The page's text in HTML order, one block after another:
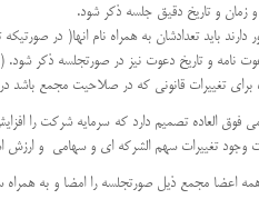
زمان و تاریخ دقیق جلسه ذکر شود.
باید تعدادشان به همراه نام انها( در
دعوت نامه و تاریخ دعوت نیز در صورتجلسه
تغییرات قانونی که در صلاحیت مجمع باشد در
فوق العاده تصمیم دارد که سرمایه شرکت را
وجود تغییرات سهم الشرکه ای و سهامی و ارزش
اعضا مجمع ذیل صورتجلسه را امضا و به